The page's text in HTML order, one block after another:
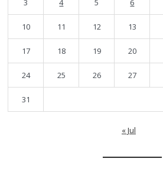
3 4 5 6
10 11 12 13
17 18 19 20
24 25 26 27
31
« Jul